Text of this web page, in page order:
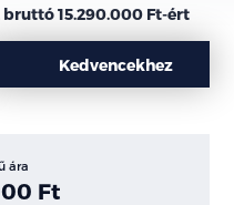
15.290.000 Ft-ért
Kedvencekhez
ára
Ft